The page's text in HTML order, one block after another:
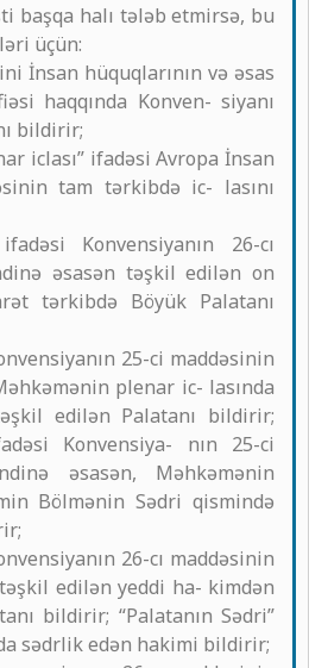
başqa halı tələb etmirsə, bu
üçün:
İnsan hüquqlarının və əsas
haqqında Konven- siyanı
bildirir;
iclası” ifadəsi Avropa İnsan
tam tərkibdə ic- lasını
Konvensiyanın 26-cı
əsasən təşkil edilən on
tərkibdə Böyük Palatanı
25-ci maddəsinin
plenar ic- lasında
edilən Palatanı bildirir;
Konvensiya- nın 25-ci
əsasən, Məhkəmənin
Bölmənin Sədri qismində
26-cı maddəsinin
edilən yeddi ha- kimdən
bildirir; “Palatanın Sədri”
sədrlik edən hakimi bildirir;